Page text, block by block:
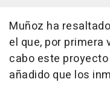
Muñoz ha
el que, por primera
cabo este
añadido que los